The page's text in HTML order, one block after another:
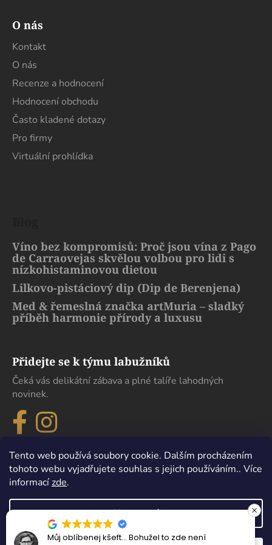
Tento web používá soubory cookie. Dalším procházením
tohoto webu vyjadřujete souhlas s jejich používáním.. Více
informacízde.
Nastavení
O nás
Kontakt
O nás
Recenze a hodnocení
Hodnocení obchodu
Často kladené dotazy
Pro firmy
Virtuální prohlídka
Víno bez kompromisů: Proč jsou vína z Pago
de Carraovejas skvělou volbou pro lidi s
nízkohistaminovou dietou
Lilkovo-pistáciový dip (Dip de Berenjena)
Med & řemeslná značka artMuria – sladký
příběh harmonie přírody a luxusu
Přidejte se k týmu labužníků
Čeká vás delikátní zábava a plné talíře lahodných
novinek.
Vytvořil Shoptet
Můj oblíbenej kšeft… Bohužel to zde není